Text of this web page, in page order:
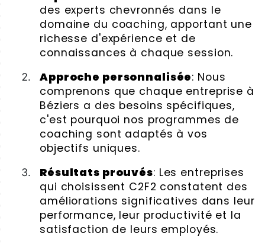
des experts chevronnés dans le
domaine du coaching, apportant une
richesse d'expérience et de
connaissances à chaque session.
Approche personnalisée: Nous
comprenons que chaque entreprise à
Béziers a des besoins spécifiques,
c'est pourquoi nos programmes de
coaching sont adaptés à vos
objectifs uniques.
Résultats prouvés: Les entreprises
qui choisissent C2F2 constatent des
améliorations significatives dans leur
performance, leur productivité et la
satisfaction de leurs employés.